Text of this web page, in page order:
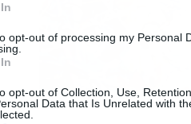
opt-out of processing my Personal
opt-out of Collection, Use,
Data that Is Unrelated with